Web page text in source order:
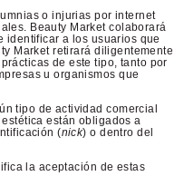
o injurias por internet
Beauty Market colaborará
identificar a los usuarios que
Market retirará diligentemente
de este tipo, tanto por
u organismos que
tipo de actividad comercial
están obligados a
(nick) o dentro del
la aceptación de estas